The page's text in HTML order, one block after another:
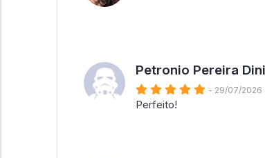
Petronio Pereira
- 29/07/2026
Perfeito!